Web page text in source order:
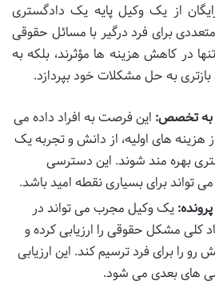
از یک وکیل پایه یک دادگستری
برای فرد درگیر با مسائل حقوقی
در کاهش هزینه ها مؤثرند، بلکه به
به حل مشکلات خود بپردازد.
به تخصص: این فرصت به افراد داده می
هزینه های اولیه، از دانش و تجربه یک
بهره مند شوند. این دسترسی
برای بسیاری نقطه امید باشد.
یک وکیل مجرب می تواند در
کلی مشکل حقوقی را ارزیابی کرده و
را برای فرد ترسیم کند. این ارزیابی
های بعدی می شود.